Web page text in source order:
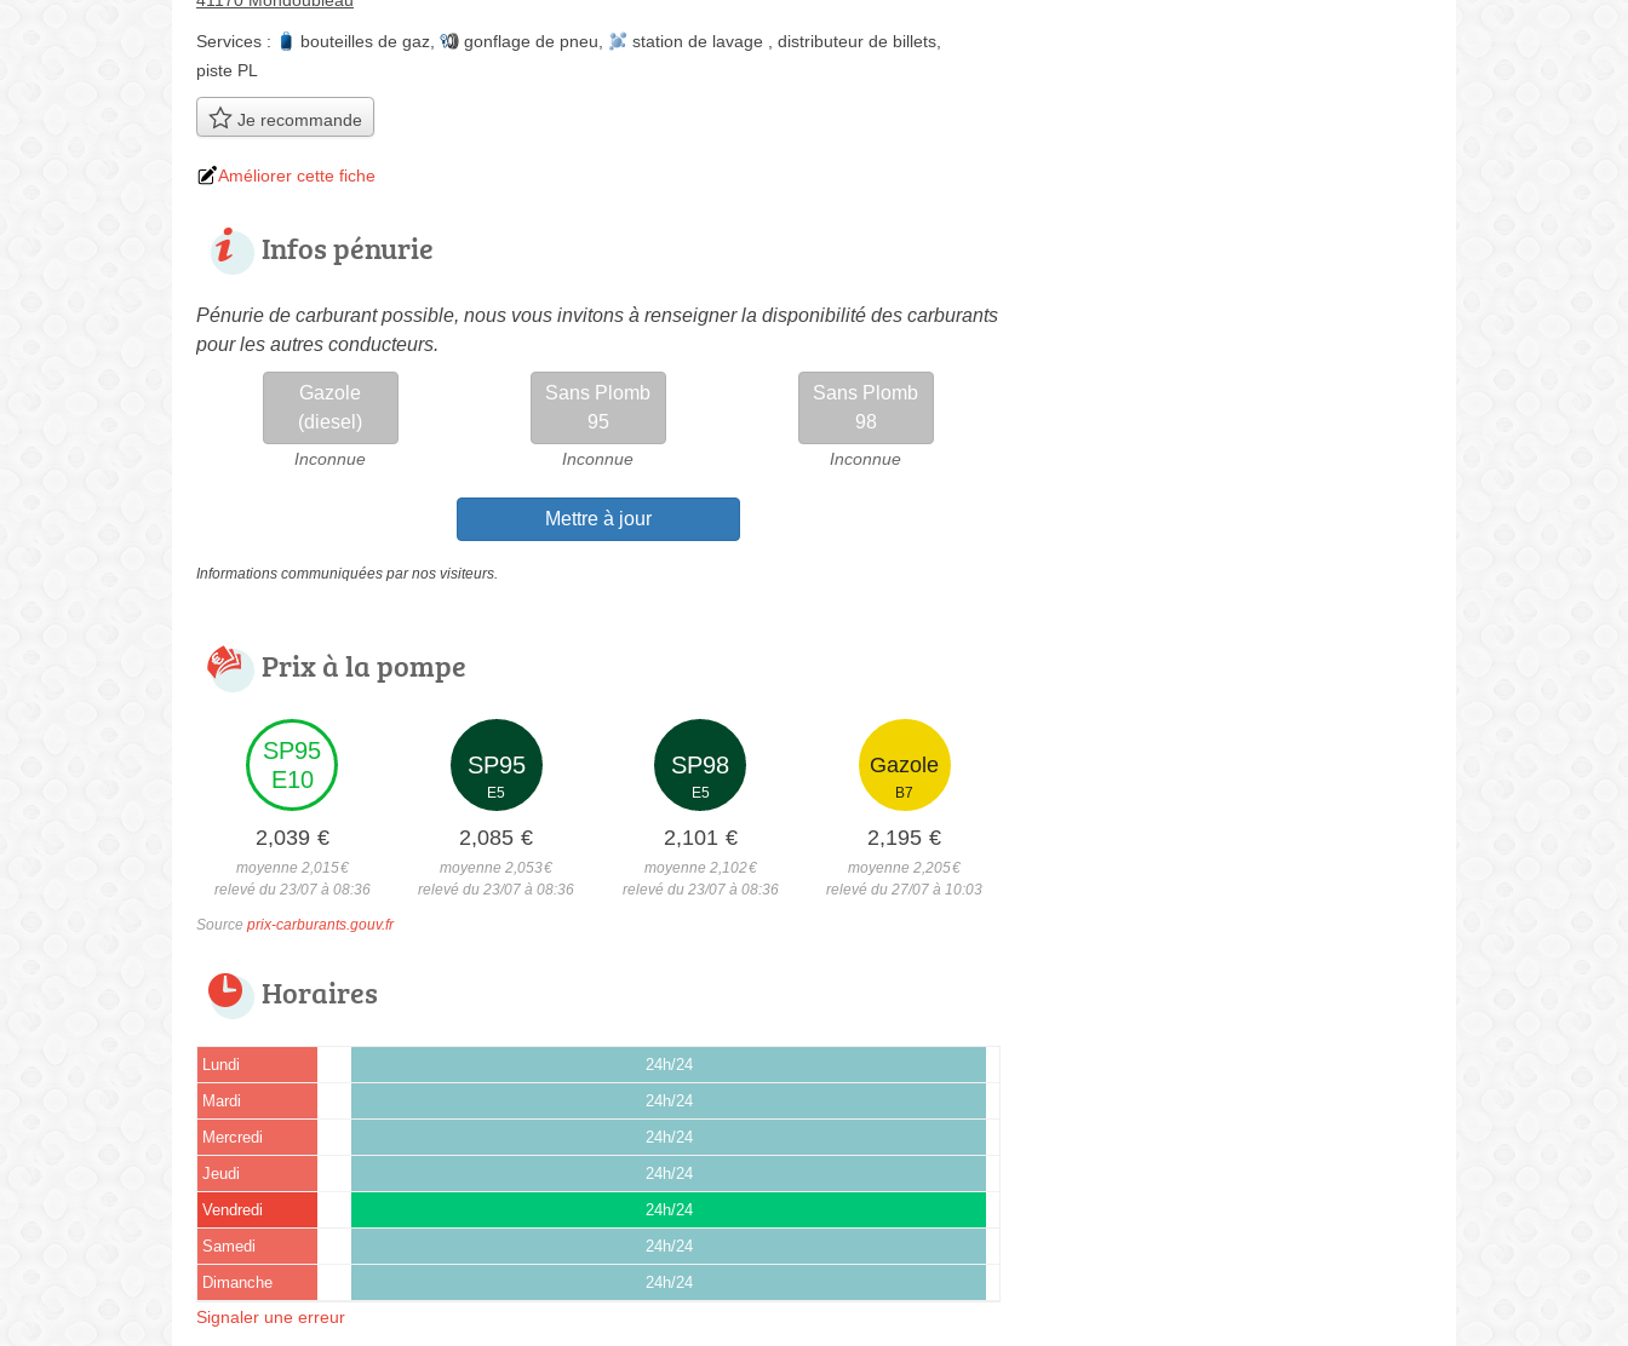
Services : bouteilles de gaz gonflage de pneu station de lavage distributeur de billets
piste PL
Je recommande
Améliorer cette fiche
Infos pénurie
Pénurie de carburant possible, nous vous invitons à renseigner la disponibilité des carburants
pour les autres conducteurs.
Gazole
(diesel)
Inconnue
Sans Plomb
95
Inconnue
Sans Plomb
98
Inconnue
Mettre à jour
Informations communiquées par nos visiteurs.
Prix à la pompe
SP95
E10
2,039 €
moyenne 2,015€
relevé du 23/07 à 08:36
SP95
E5
2,085 €
moyenne 2,053€
relevé du 23/07 à 08:36
SP98
E5
2,101 €
moyenne 2,102€
relevé du 23/07 à 08:36
Gazole
B7
2,195 €
moyenne 2,205€
relevé du 27/07 à 10:03
Source prix-carburants.gouv.fr
Horaires
Lundi 24h/24
Mardi 24h/24
Mercredi 24h/24
Jeudi 24h/24
Vendredi 24h/24
Samedi 24h/24
Dimanche 24h/24
Signaler une erreur